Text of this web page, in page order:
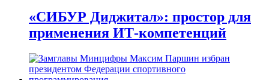
«СИБУР Диджитал»: простор для
применения ИТ-компетенций